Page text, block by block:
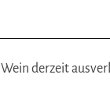
Wein derzeit